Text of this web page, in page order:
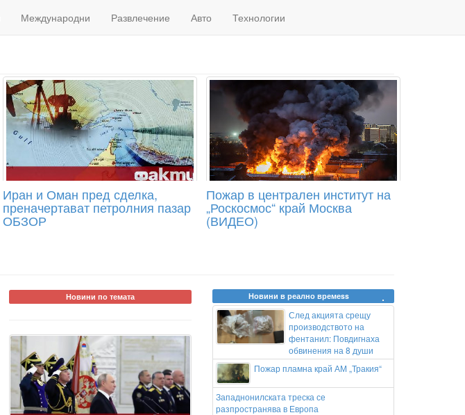
Международни Развлечение Авто Технологии
Иран и Оман пред сделка,
преначертават петролния пазар
ОБЗОР
Пожар в централен институт на
„Роскосмос“ край Москва
(ВИДЕО)
Новини по темата Новини в реално времеss
След акцията срещу
производството на
фентанил: Повдигнаха
обвинения на 8 души
Пожар пламна край АМ „Тракия“
Западнонилската треска се
разпространява в Европа